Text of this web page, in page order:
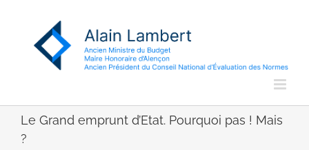
Le Grand emprunt d’Etat. Pourquoi pas ! Mais
?